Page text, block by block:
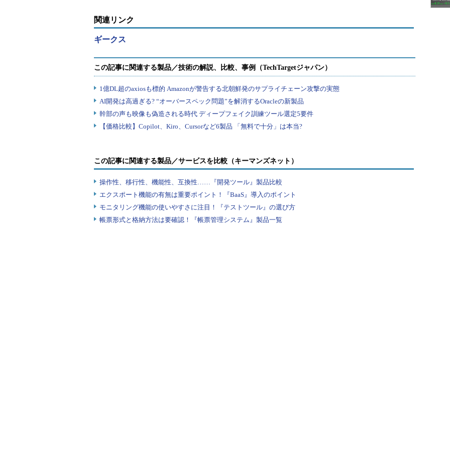
関連リンク
ギークス
この記事に関連する製品／サービスを比較（キーマンズネット）
操作性、移行性、機能性、互換性……『開発ツール』製品比較
エクスポート機能の有無は重要ポイント！『BaaS』導入のポイント
モニタリング機能の使いやすさに注目！『テストツール』の選び方
帳票形式と格納方法は要確認！『帳票管理システム』製品一覧